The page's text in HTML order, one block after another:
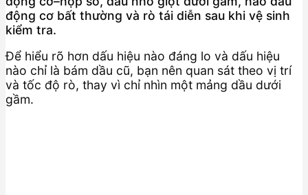
động cơ bất thường và rò tái diễn sau khi vệ sinh
kiểm tra.
Để hiểu rõ hơn dấu hiệu nào đáng lo và dấu hiệu
nào chỉ là bám dầu cũ, bạn nên quan sát theo vị trí
và tốc độ rò, thay vì chỉ nhìn một mảng dầu dưới
gầm.